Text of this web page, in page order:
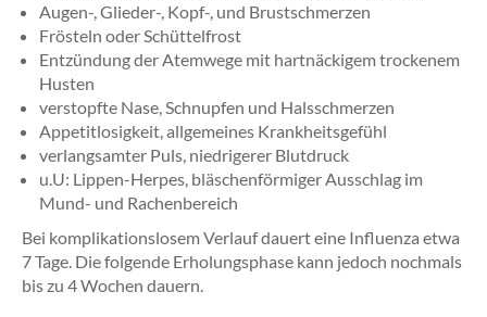
Augen-, Glieder-, Kopf-, und Brustschmerzen
Frösteln oder Schüttelfrost
Entzündung der Atemwege mit hartnäckigem trockenem
Husten
verstopfte Nase, Schnupfen und Halsschmerzen
Appetitlosigkeit, allgemeines Krankheitsgefühl
verlangsamter Puls, niedrigerer Blutdruck
u.U: Lippen-Herpes, bläschenförmiger Ausschlag im
Mund- und Rachenbereich
Bei komplikationslosem Verlauf dauert eine Influenza etwa
7 Tage. Die folgende Erholungsphase kann jedoch nochmals
bis zu 4 Wochen dauern.